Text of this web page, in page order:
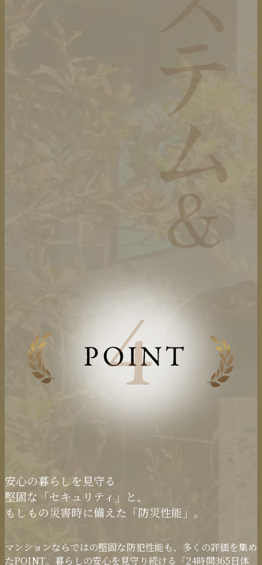
安心の暮らしを見守る
堅固な「セキュリティ」と、
もしもの災害時に備えた「防災性能」。
マンションならではの堅固な防犯性能も、多くの評価を集め
たPOINT。暮らしの安心を見守り続ける「24時間365日体